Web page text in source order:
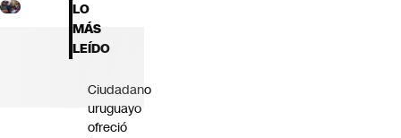
LO
MÁS
LEÍDO
Ciudadano
uruguayo
ofreció